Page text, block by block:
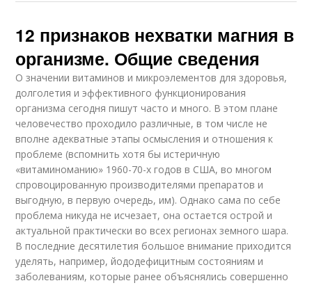
12 признаков нехватки магния в
организме. Общие сведения
О значении витаминов и микроэлементов для здоровья,
долголетия и эффективного функционирования
организма сегодня пишут часто и много. В этом плане
человечество проходило различные, в том числе не
вполне адекватные этапы осмысления и отношения к
проблеме (вспомнить хотя бы истеричную
«витаминоманию» 1960-70-х годов в США, во многом
спровоцированную производителями препаратов и
выгодную, в первую очередь, им). Однако сама по себе
проблема никуда не исчезает, она остается острой и
актуальной практически во всех регионах земного шара.
В последние десятилетия большое внимание приходится
уделять, например, йододефицитным состояниям и
заболеваниям, которые ранее объяснялись совершенно